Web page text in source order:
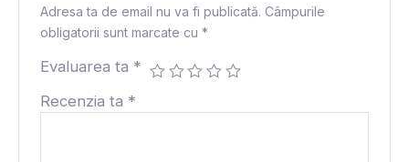
Adresa ta de email nu va fi publicată. Câmpurile
obligatorii sunt marcate cu*
Evaluarea ta *
Recenzia ta *